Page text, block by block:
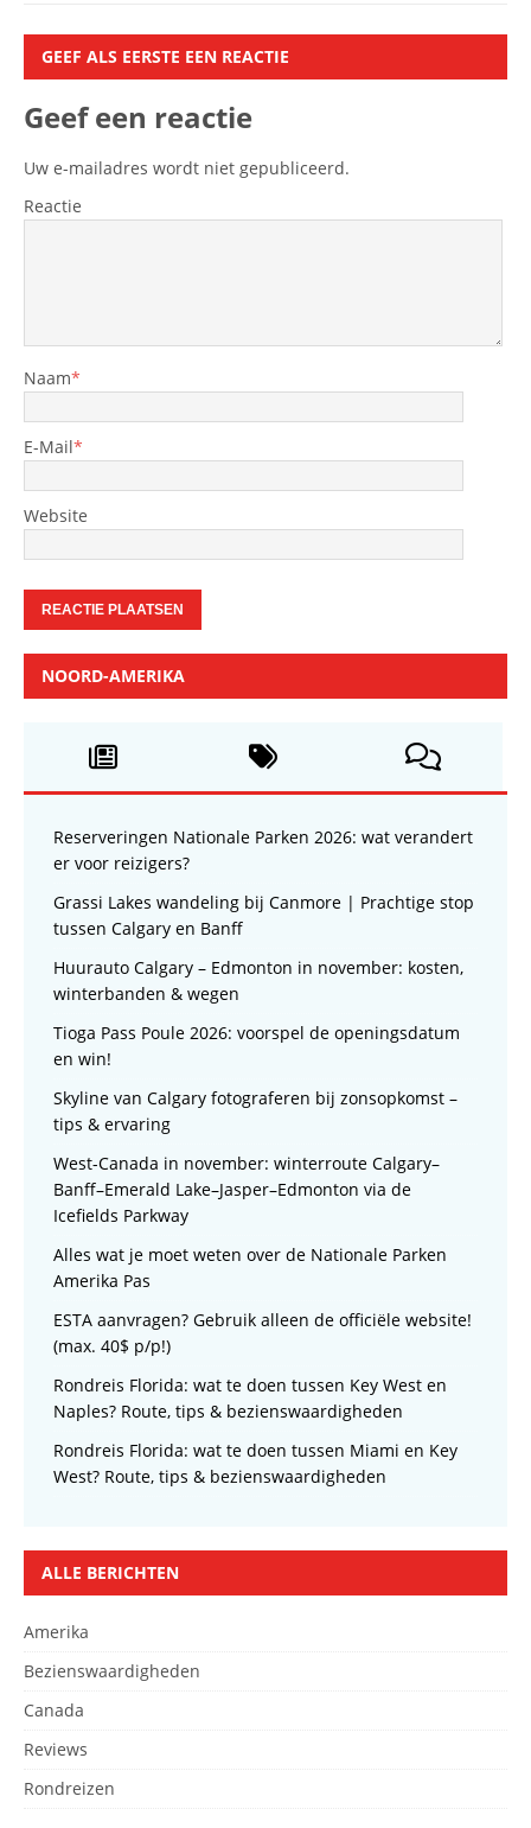
GEEF ALS EERSTE EEN REACTIE
Geef een reactie
Uw e-mailadres wordt niet gepubliceerd.
Reactie
Naam*
E-Mail*
Website
NOORD-AMERIKA
Reserveringen Nationale Parken 2026: wat verandert
er voor reizigers?
Grassi Lakes wandeling bij Canmore | Prachtige stop
tussen Calgary en Banff
Huurauto Calgary – Edmonton in november: kosten,
winterbanden & wegen
Tioga Pass Poule 2026: voorspel de openingsdatum
en win!
Skyline van Calgary fotograferen bij zonsopkomst –
tips & ervaring
West-Canada in november: winterroute Calgary–
Banff–Emerald Lake–Jasper–Edmonton via de
Icefields Parkway
Alles wat je moet weten over de Nationale Parken
Amerika Pas
ESTA aanvragen? Gebruik alleen de officiële website!
(max. 40$ p/p!)
Rondreis Florida: wat te doen tussen Key West en
Naples? Route, tips & bezienswaardigheden
Rondreis Florida: wat te doen tussen Miami en Key
West? Route, tips & bezienswaardigheden
ALLE BERICHTEN
Amerika
Bezienswaardigheden
Canada
Reviews
Rondreizen